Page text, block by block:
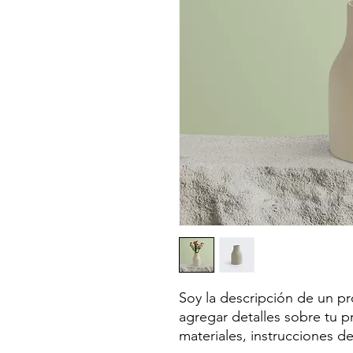
Soy la descripción de un
agregar detalles sobre tu
materiales, instrucciones